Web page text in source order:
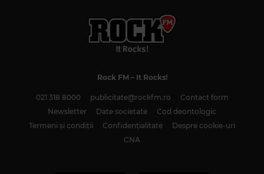
Rock FM– It Rocks!
021 318 8000 publicitate@rockfm.ro
Contact form
Newsletter
Date societate
Cod deontologic
Termeni și condiții
Confidențialitate
Despre cookie-uri
CNA